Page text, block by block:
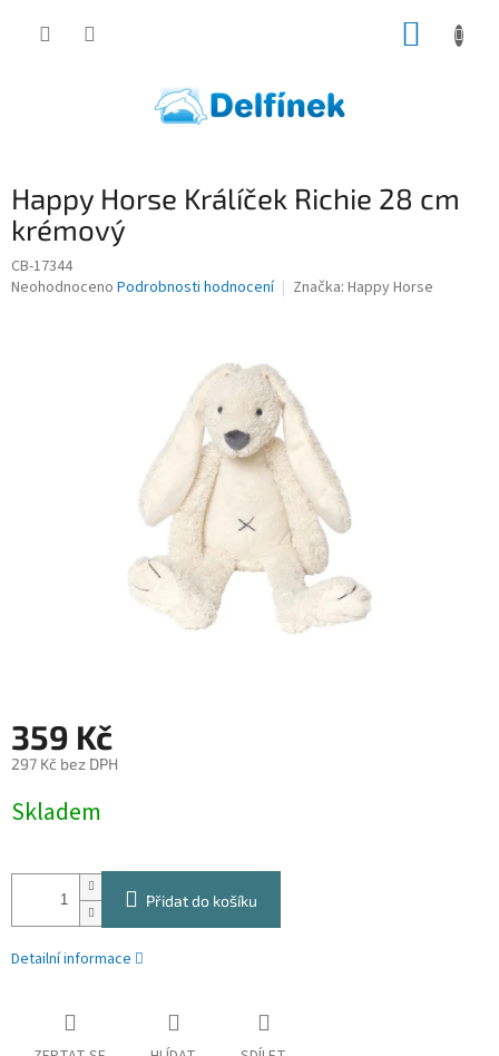
Happy Horse Králíček Richie 28 cm
krémový
CB-17344
Průměrné
Neohodnoceno Podrobnosti hodnocení Značka: Happy Horse
359 Kč
297 Kč bez DPH
cena:
Skladem
Přidat do košíku
Detailní informace